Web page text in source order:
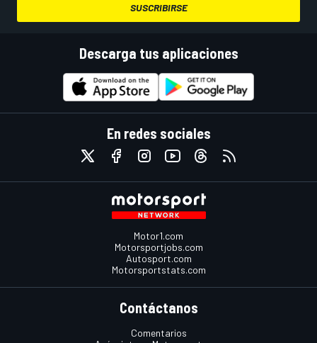
SUSCRIBIRSE
Descarga tus aplicaciones
En redes sociales
Motor1.com
Motorsportjobs.com
Autosport.com
Motorsportstats.com
Contáctanos
Comentarios